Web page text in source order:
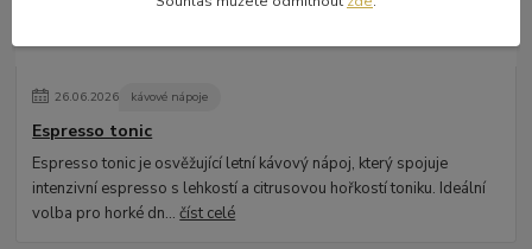
26.06.2026 kávové nápoje
Espresso tonic
Espresso tonic je osvěžující letní kávový nápoj, který spojuje
intenzivní espresso s lehkostí a citrusovou hořkostí toniku. Ideální
volba pro horké dn...číst celé